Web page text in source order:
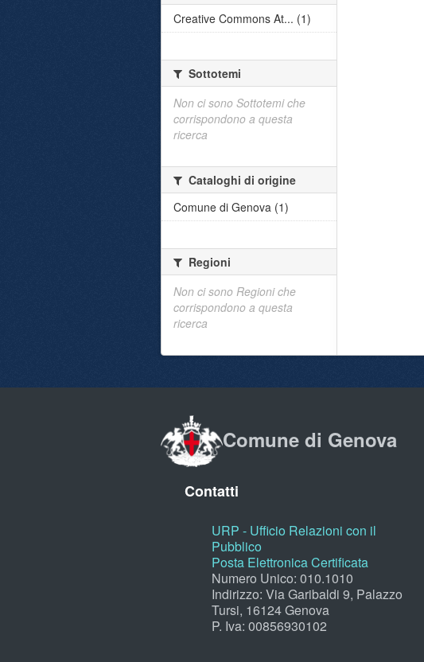
Creative Commons At... (1)
Sottotemi
Non ci sono Sottotemi che
corrispondono a questa
ricerca
Cataloghi di origine
Comune di Genova (1)
Regioni
Non ci sono Regioni che
corrispondono a questa
ricerca
Comune di Genova
Contatti
URP - Ufficio Relazioni con il
Pubblico
Posta Elettronica Certificata
Numero Unico: 010.1010
Indirizzo: Via Garibaldi 9, Palazzo
Tursi, 16124 Genova
P. Iva: 00856930102